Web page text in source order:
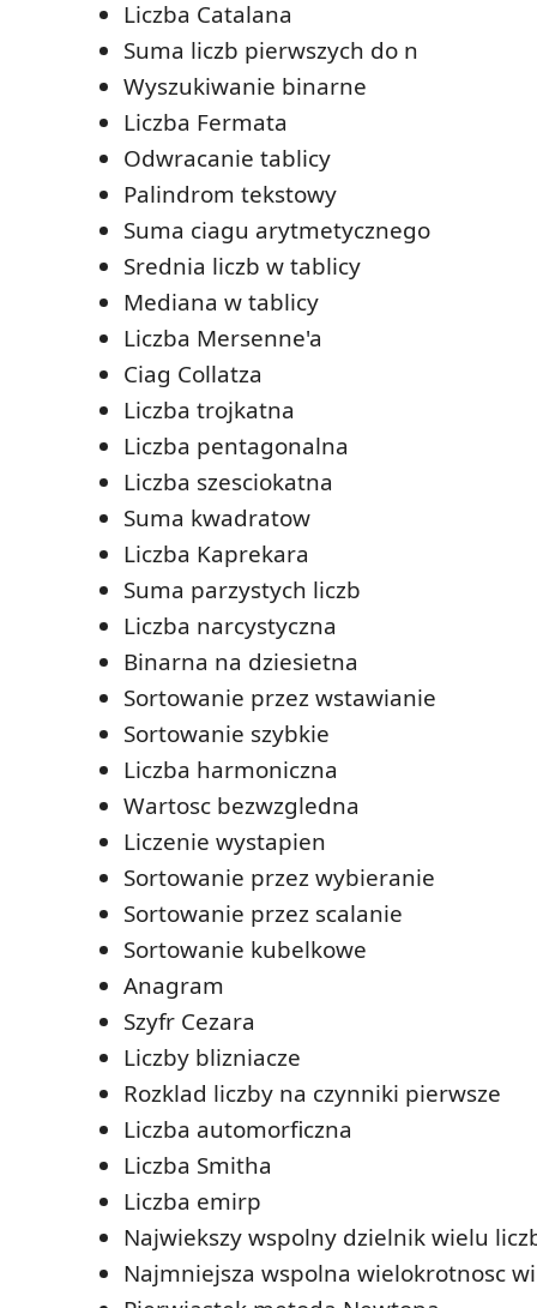
Liczba Catalana
Suma liczb pierwszych do n
Wyszukiwanie binarne
Liczba Fermata
Odwracanie tablicy
Palindrom tekstowy
Suma ciagu arytmetycznego
Srednia liczb w tablicy
Mediana w tablicy
Liczba Mersenne'a
Ciag Collatza
Liczba trojkatna
Liczba pentagonalna
Liczba szesciokatna
Suma kwadratow
Liczba Kaprekara
Suma parzystych liczb
Liczba narcystyczna
Binarna na dziesietna
Sortowanie przez wstawianie
Sortowanie szybkie
Liczba harmoniczna
Wartosc bezwzgledna
Liczenie wystapien
Sortowanie przez wybieranie
Sortowanie przez scalanie
Sortowanie kubelkowe
Anagram
Szyfr Cezara
Liczby blizniacze
Rozklad liczby na czynniki pierwsze
Liczba automorficzna
Liczba Smitha
Liczba emirp
Najwiekszy wspolny dzielnik wielu
Najmniejsza wspolna wielokrotnosc